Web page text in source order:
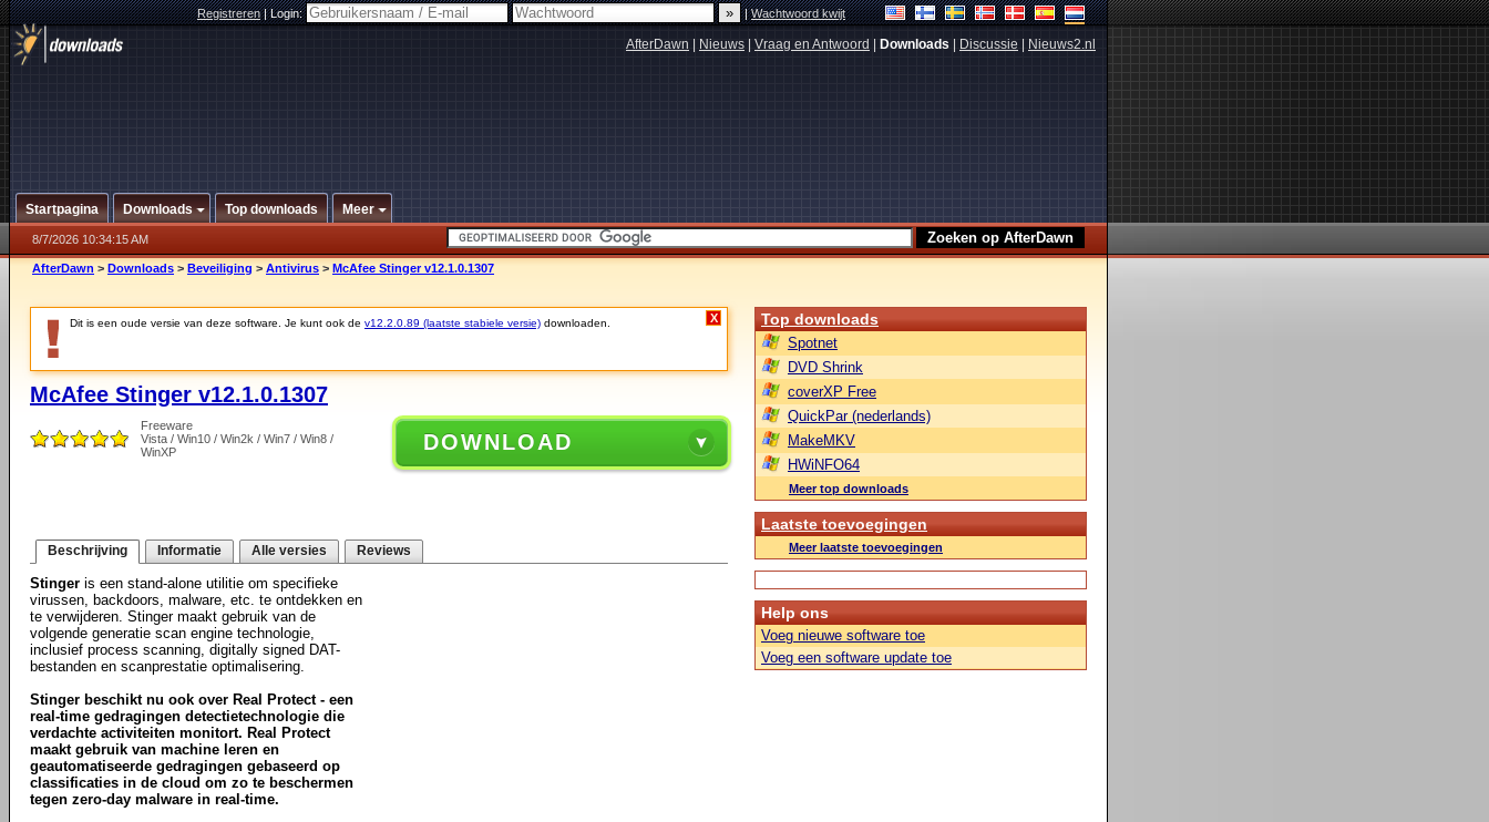
Registreren|Login: |Wachtwoord kwijt
AfterDawn Nieuws Vraag en Antwoord Downloads Discussie Nieuws2.nl
Startpagina Downloads Top downloads Meer
8/7/2026 10:34:15 AM
AfterDawn > Downloads > Beveiliging > Antivirus > McAfee Stinger v12.1.0.1307
Dit is een oude versie van deze software. Je kunt ook de v12.2.0.89 (laatste stabiele versie) downloaden. X
McAfee Stinger v12.1.0.1307
Freeware
Vista / Win10 / Win2k / Win7 / Win8 /
WinXP
DOWNLOAD
Beschrijving Informatie Alle versies Reviews
Stinger is een stand-alone utilitie om specifieke
virussen, backdoors, malware, etc. te ontdekken en
te verwijderen. Stinger maakt gebruik van de
volgende generatie scan engine technologie,
inclusief process scanning, digitally signed DAT-
bestanden en scanprestatie optimalisering.
Stinger beschikt nu ook over Real Protect - een
real-time gedragingen detectietechnologie die
verdachte activiteiten monitort. Real Protect
maakt gebruik van machine leren en
geautomatiseerde gedragingen gebaseerd op
classificaties in de cloud om zo te beschermen
tegen zero-day malware in real-time.
Top downloads
Spotnet
DVD Shrink
coverXP Free
QuickPar (nederlands)
MakeMKV
HWiNFO64
Meer top downloads
Laatste toevoegingen
Meer laatste toevoegingen
Help ons
Voeg nieuwe software toe
Voeg een software update toe